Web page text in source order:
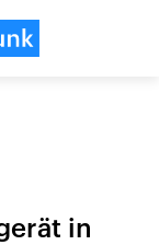
in